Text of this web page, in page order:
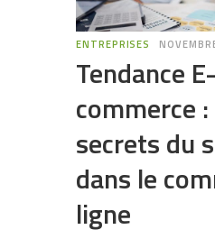
ENTREPRISES
Tendance E-
commerce :
secrets du
dans le
ligne